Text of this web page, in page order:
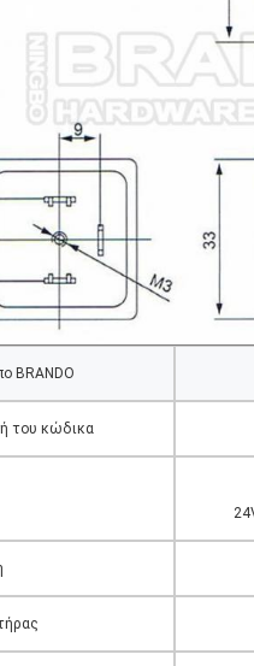
BRANDO
του κώδικα